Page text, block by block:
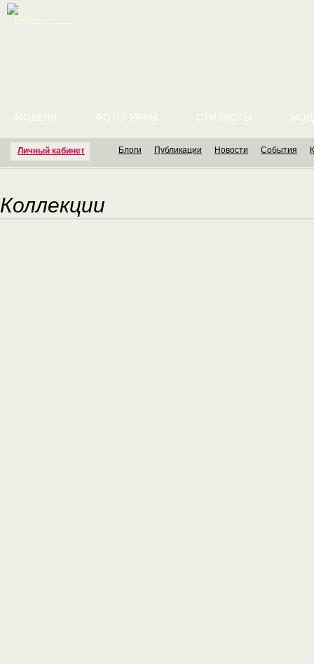
Личный кабинет
МОДЕЛИ ФОТОГРАФЫ СТИЛИСТЫ
Блоги Публикации Новости События
Коллекции